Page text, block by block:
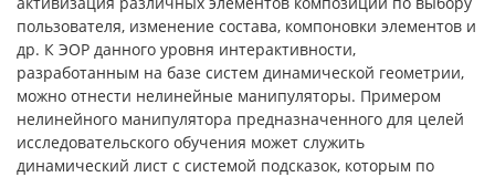
пользователя, изменение состава, компоновки элементов и
др. К ЭОР данного уровня интерактивности,
разработанным на базе систем динамической геометрии,
можно отнести нелинейные манипуляторы. Примером
нелинейного манипулятора предназначенного для целей
исследовательского обучения может служить
динамический лист с системой подсказок, которым по